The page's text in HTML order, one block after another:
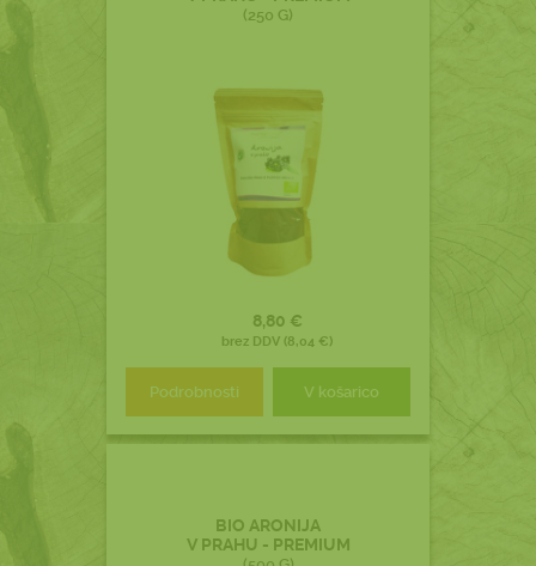
(250 G)
8,80 €
brez DDV (8,04 €)
Podrobnosti V košarico
BIO ARONIJA
V PRAHU - PREMIUM